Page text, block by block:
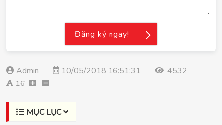
Admin 10/05/2018 16:51:31
4532
16
MỤC LỤC
Đăng ký ngay!